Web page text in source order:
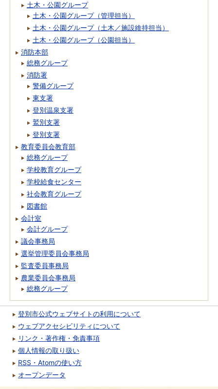
土木・公園グループ
土木・公園グループ（管理担当）
土木・公園グループ（土木／施設維持担当）
土木・公園グループ（公園担当）
消防本部
総務グループ
消防署
警備グループ
東支署
登別温泉支署
鷲別支署
登別支署
教育委員会教育部
総務グループ
学校教育グループ
学校給食センター
社会教育グループ
図書館
会計室
会計グループ
議会事務局
選挙管理委員会事務局
監査委員事務局
農業委員会事務局
総務グループ
登別市公式ウェブサイトの利用について
ウェブアクセシビリティについて
リンク・著作権・免責事項
個人情報の取り扱い
RSS・Atomの使い方
オープンデータ